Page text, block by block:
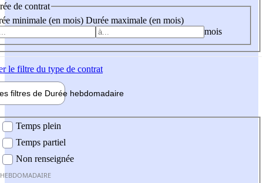
de contrat
minimale (en mois) Durée maximale (en mois)
mois
le filtre du type de contrat
filtres de Durée hebdomadaire
Temps plein
Temps partiel
Non renseignée